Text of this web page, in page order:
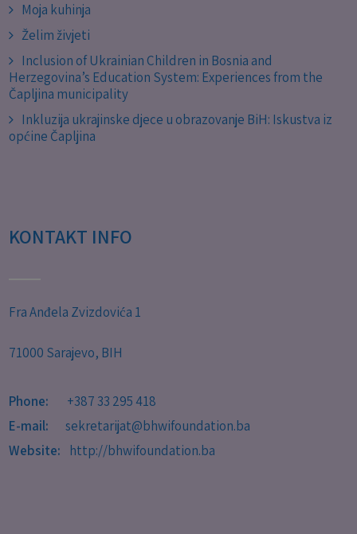
Moja kuhinja
Želim živjeti
Inclusion of Ukrainian Children in Bosnia and
Herzegovina’s Education System: Experiences from the
Čapljina municipality
Inkluzija ukrajinske djece u obrazovanje BiH: Iskustva iz
općine Čapljina
KONTAKT INFO
Fra Anđela Zvizdovića 1
71000 Sarajevo, BIH
Phone:
+387 33 295 418
E-mail:
sekretarijat@bhwifoundation.ba
Website:
http://bhwifoundation.ba